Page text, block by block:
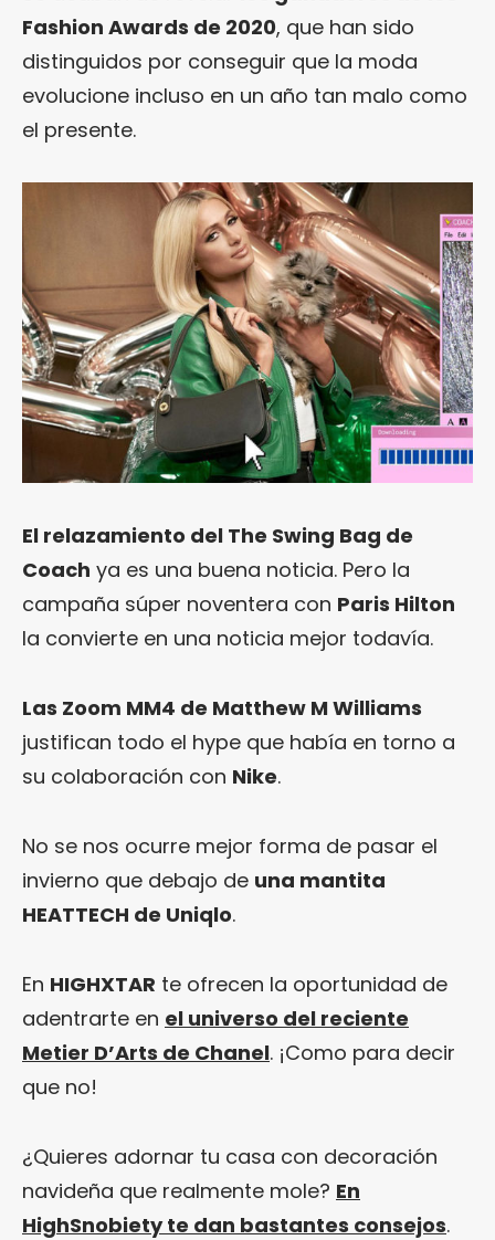
Fashion Awards de 2020, que han sido
distinguidos por conseguir que la moda
evolucione incluso en un año tan malo como
el presente.
El relazamiento del The Swing Bag de
Coach ya es una buena noticia. Pero la
campaña súper noventera con Paris Hilton
la convierte en una noticia mejor todavía.
Las Zoom MM4 de Matthew M Williams
justifican todo el hype que había en torno a
su colaboración con Nike.
No se nos ocurre mejor forma de pasar el
invierno que debajo de una mantita
HEATTECH de Uniqlo.
En HIGHXTAR te ofrecen la oportunidad de
adentrarte en el universo del reciente
Metier D’Arts de Chanel. ¡Como para decir
que no!
¿Quieres adornar tu casa con decoración
navideña que realmente mole? En
HighSnobiety te dan bastantes consejos.